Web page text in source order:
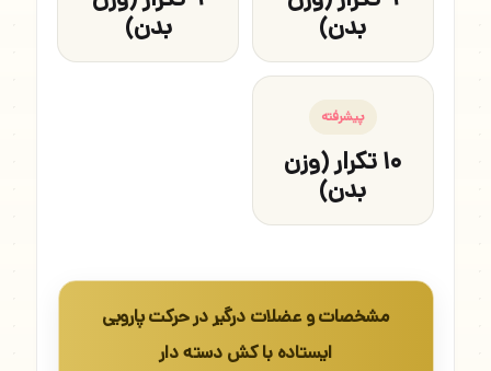
بدن)
بدن)
پیشرفته
۱۰ تکرار (وزن
بدن)
مشخصات و عضلات درگیر در حرکت پارویی
ایستاده با کش دسته دار